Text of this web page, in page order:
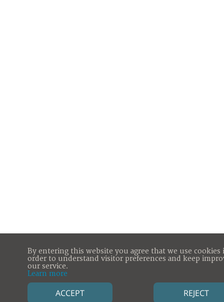
By entering this website you agree that we use cookies
order to understand visitor preferences and keep
our service.
Learn more
ACCEPT REJECT